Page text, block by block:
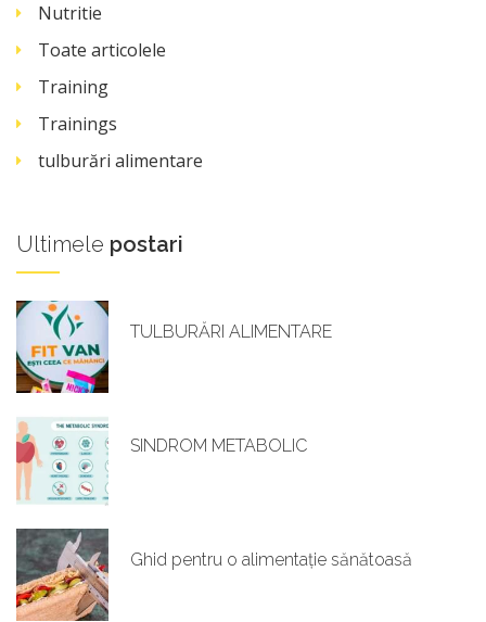
Nutritie
Toate articolele
Training
Trainings
tulburări alimentare
Ultimele postari
TULBURĂRI ALIMENTARE
SINDROM METABOLIC
Ghid pentru o alimentație sănătoasă